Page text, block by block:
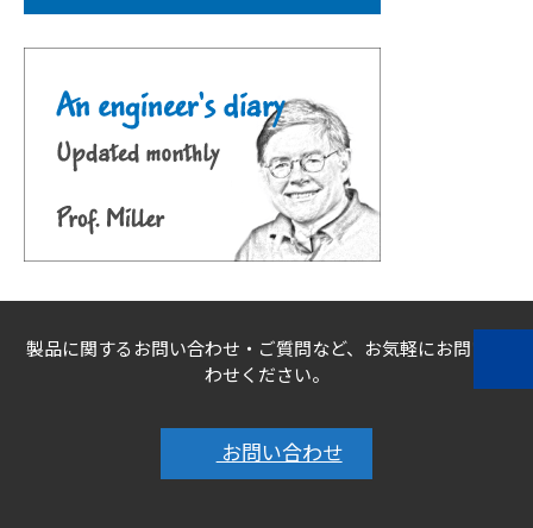
製品に関するお問い合わせ・ご質問など、お気軽にお問い合
わせください。
お問い合わせ